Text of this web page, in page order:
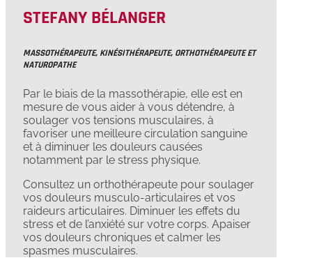
STEFANY BÉLANGER
MASSOTHÉRAPEUTE, KINÉSITHÉRAPEUTE, ORTHOTHÉRAPEUTE ET
NATUROPATHE
Par le biais de la massothérapie, elle est en
mesure de vous aider à vous détendre, à
soulager vos tensions musculaires, à
favoriser une meilleure circulation sanguine
et à diminuer les douleurs causées
notamment par le stress physique.
Consultez un orthothérapeute pour soulager
vos douleurs musculo-articulaires et vos
raideurs articulaires. Diminuer les effets du
stress et de l’anxiété sur votre corps. Apaiser
vos douleurs chroniques et calmer les
spasmes musculaires.